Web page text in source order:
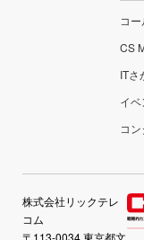
コ
CS
ITさ
イ
コ
株式会社リックテレ
コム
〒113-0034 東京都文